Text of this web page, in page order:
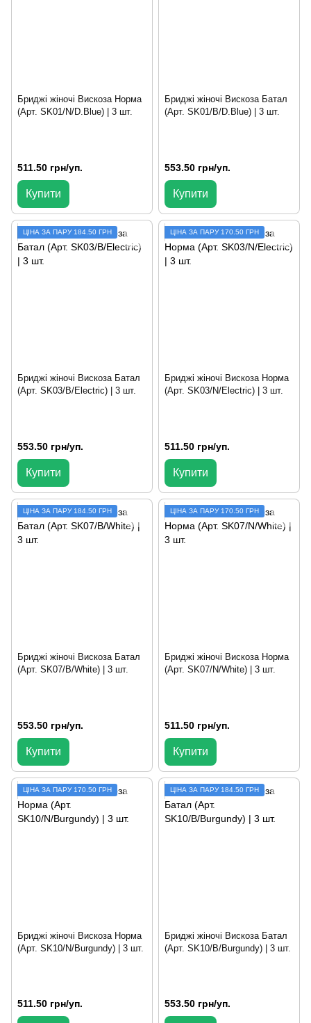
Бриджі жіночі Вискоза Норма
(Арт. SK01/N/D.Blue) | 3 шт.
511.50 грн/уп.
Купити
Бриджі жіночі Вискоза Батал
(Арт. SK01/B/D.Blue) | 3 шт.
553.50 грн/уп.
Купити
ЦІНА ЗА ПАРУ 184.50 ГРН
Бриджі жіночі Вискоза Батал
(Арт. SK03/B/Electric) | 3 шт.
553.50 грн/уп.
Купити
ЦIНА ЗА ПАРУ 170.50 ГРН
Бриджі жіночі Вискоза Норма
(Арт. SK03/N/Electric) | 3 шт.
511.50 грн/уп.
Купити
ЦІНА ЗА ПАРУ 184.50 ГРН
Бриджі жіночі Вискоза Батал
(Арт. SK07/B/White) | 3 шт.
553.50 грн/уп.
Купити
ЦIНА ЗА ПАРУ 170.50 ГРН
Бриджі жіночі Вискоза Норма
(Арт. SK07/N/White) | 3 шт.
511.50 грн/уп.
Купити
ЦIНА ЗА ПАРУ 170.50 ГРН
Бриджі жіночі Вискоза Норма
(Арт. SK10/N/Burgundy) | 3 шт.
511.50 грн/уп.
ЦІНА ЗА ПАРУ 184.50 ГРН
Бриджі жіночі Вискоза Батал
(Арт. SK10/B/Burgundy) | 3 шт.
553.50 грн/уп.